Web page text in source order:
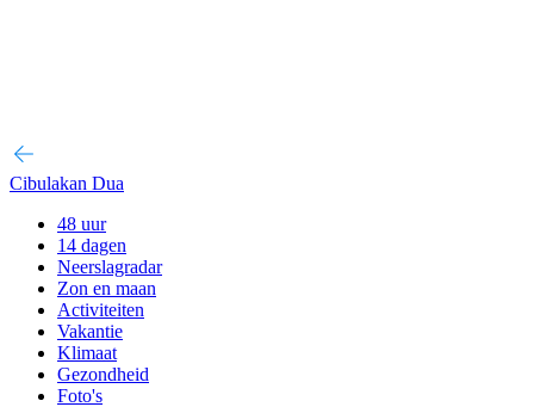
Cibulakan Dua
48 uur
14 dagen
Neerslagradar
Zon en maan
Activiteiten
Vakantie
Klimaat
Gezondheid
Foto's